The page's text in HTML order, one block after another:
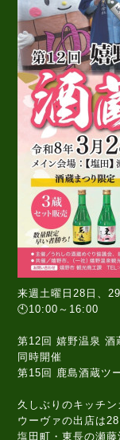
来週土曜日28日、
🕙10:00～16:00
第12回 嬉野温泉 酒
同時開催
第15回 鹿島酒蔵ツ
久しぶりのキッチ
ウーヴァの出店は
塩田町・東長の瀬